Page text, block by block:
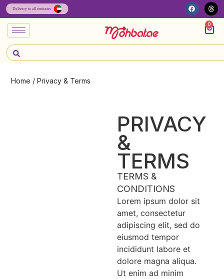
0
Home / Privacy & Terms
PRIVACY
&
TERMS
TERMS &
CONDITIONS
Lorem ipsum dolor sit
amet, consectetur
adipiscing elit, sed do
eiusmod tempor
incididunt labore et
dolore magna aliqua.
Ut enim ad minim